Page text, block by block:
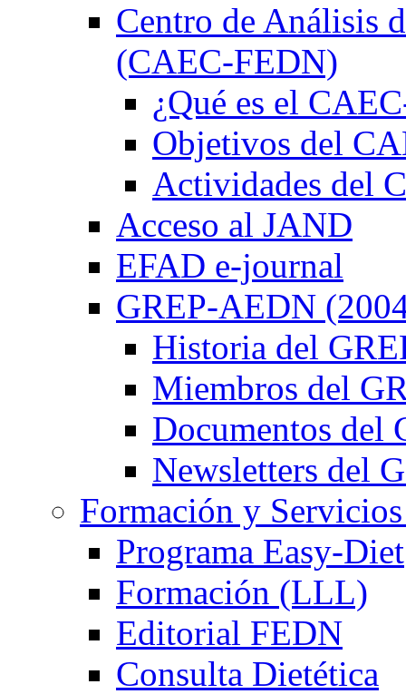
Centro de Análisis
(CAEC-FEDN)
¿Qué es el
Objetivos del
Actividades del
Acceso al JAND
EFAD e-journal
GREP-AEDN
Historia del
Miembros del
Documentos del
Newsletters del
Formación y
Programa Easy-Diet
Formación (LLL)
Editorial FEDN
Consulta Dietética